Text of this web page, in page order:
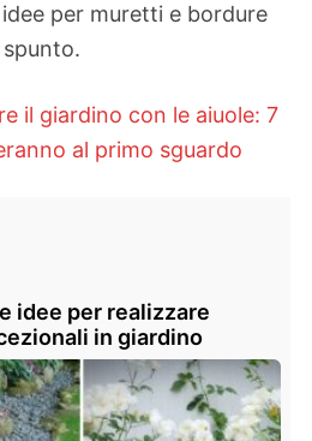
per muretti e bordure
il giardino con le aiuole: 7
al primo sguardo
idee per realizzare
in giardino